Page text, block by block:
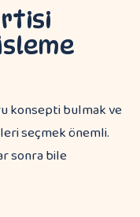
konsepti bulmak ve
seçmek önemli.
sonra bile